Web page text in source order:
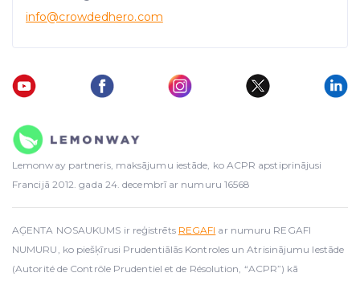
traffic data, display customized page content and
advertising. See more in our
info@crowdedhero.com
Lemonway partneris, maksājumu iestāde, ko ACPR apstiprinājusi
Francijā 2012. gada 24. decembrī ar numuru 16568
AĢENTA NOSAUKUMS ir reģistrēts REGAFI ar numuru REGAFI
NUMURU, ko piešķīrusi Prudentiālās Kontroles un Atrisinājumu Iestāde
(Autorité de Contrôle Prudentiel et de Résolution, “ACPR”) kā